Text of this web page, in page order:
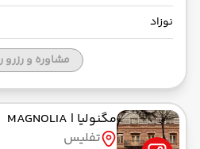
نوزاد
مشاوره و رزرو
مگنولیا | MAGNOLIA
تفلیس